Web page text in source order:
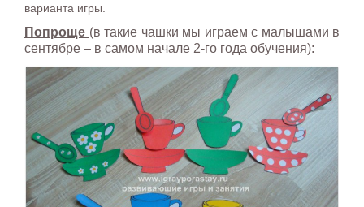
варианта игры.
Попроще (в такие чашки мы играем с малышами в
сентябре – в самом начале 2-го года обучения):